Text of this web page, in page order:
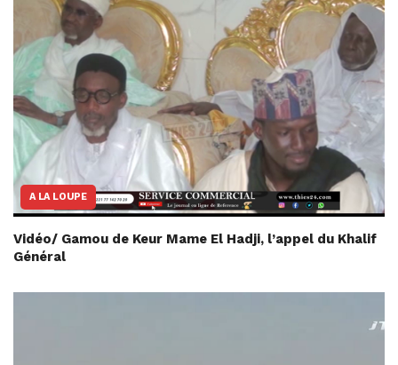
A LA LOUPE
Vidéo/ Gamou de Keur Mame El Hadji, l’appel du Khalif
Général